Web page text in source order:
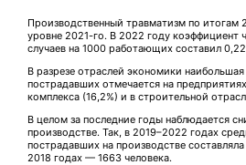
Производственный травматизм по итогам
уровне 2021-го. В 2022 году коэффициент
случаев на 1000 работающих составил
В разрезе отраслей экономики наибольшая
пострадавших отмечается на
комплекса (16,2%) и в строительной
В целом за последние годы наблюдается
производстве. Так, в 2019–2022 годах
пострадавших на производстве
2018 годах — 1663 человека.